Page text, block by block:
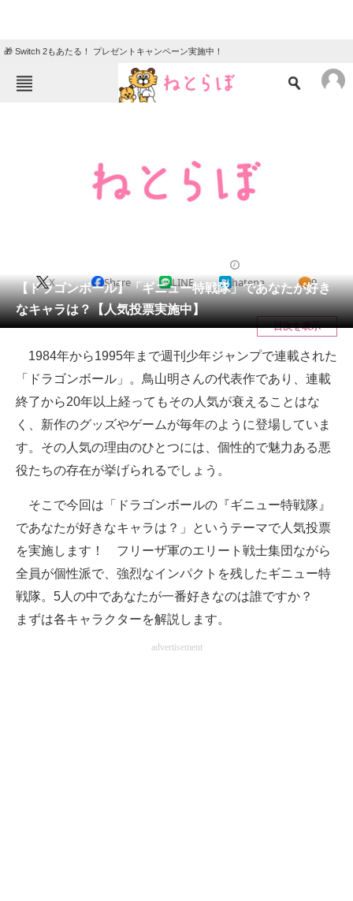
🎁 Switch 2もあたる！ プレゼントキャンペーン実施中！
クイズ
地域
会員記事
メディア
注目記事を集めた総合ページ
ITの今と未来を見通す
スマホと通信の最新トレンド
進化するPCとデバイスの未来
ビジネスと働き方のヒント
AI活用のいまが分かる
企業ITのトレンドを詳説
経営リーダーのコミュニティ
【ドラゴンボール】「ギニュー特戦隊」であなたが好き
なキャラは？【人気投票実施中】
X Share LINE hatena 9
目次を表示
1984年から1995年まで週刊少年ジャンプで連載された
「ドラゴンボール」。鳥山明さんの代表作であり、連載
終了から20年以上経ってもその人気が衰えることはな
く、新作のグッズやゲームが毎年のように登場していま
す。その人気の理由のひとつには、個性的で魅力ある悪
役たちの存在が挙げられるでしょう。
そこで今回は「ドラゴンボールの『ギニュー特戦隊』
であなたが好きなキャラは？」というテーマで人気投票
を実施します！ フリーザ軍のエリート戦士集団ながら
全員が個性派で、強烈なインパクトを残したギニュー特
戦隊。5人の中であなたが一番好きなのは誰ですか？
まずは各キャラクターを解説します。
advertisement